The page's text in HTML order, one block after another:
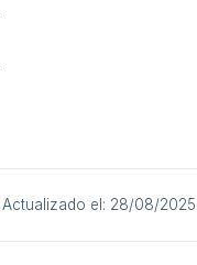
Actualizado el: 28/08/2025